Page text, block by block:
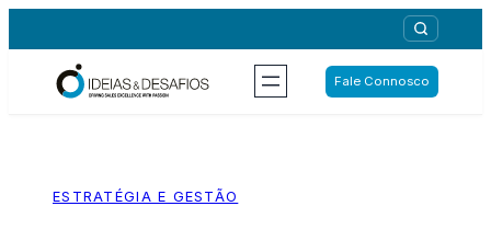
para
Fale Connosco
ESTRATÉGIA E GESTÃO